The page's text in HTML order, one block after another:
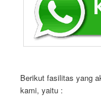
Berikut fasilitas yang
kami, yaitu :